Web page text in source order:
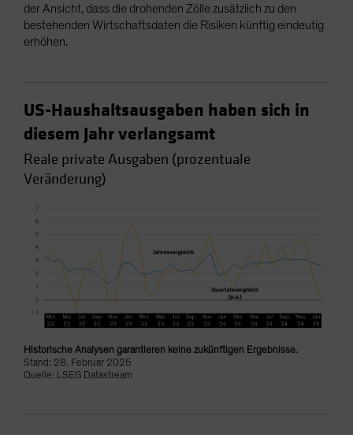
der Ansicht, dass die drohenden Zölle zusätzlich zu den
bestehenden Wirtschaftsdaten die Risiken künftig eindeutig
erhöhen.
US-Haushaltsausgaben haben sich in
diesem Jahr verlangsamt
Reale private Ausgaben (prozentuale
Veränderung)
Historische Analysen garantieren keine zukünftigen Ergebnisse.
Stand: 28. Februar 2025
Quelle: LSEG Datastream